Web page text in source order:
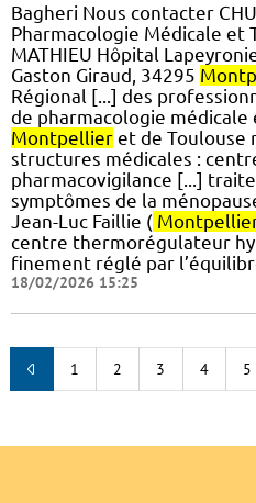
Bagheri Nous contacter CHU
Pharmacologie Médicale et
MATHIEU Hôpital
Gaston Giraud, 34295
Régional [...] des
de pharmacologie médicale
Montpellier et de Toulouse
structures médicales :
pharmacovigilance [...]
symptômes de la
Jean-Luc Faillie (
centre thermorégulateur
finement réglé par
18/02/2026 15:25
1 2 3 4 5